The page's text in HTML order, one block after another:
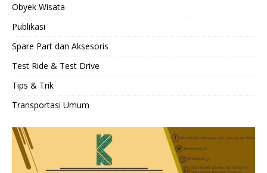
Obyek Wisata
Publikasi
Spare Part dan Aksesoris
Test Ride & Test Drive
Tips & Trik
Transportasi Umum